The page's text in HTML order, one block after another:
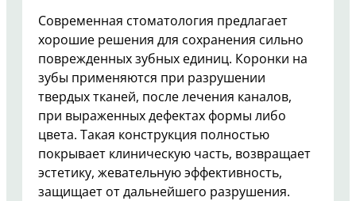
Современная стоматология предлагает
хорошие решения для сохранения сильно
поврежденных зубных единиц. Коронки на
зубы применяются при разрушении
твердых тканей, после лечения каналов,
при выраженных дефектах формы либо
цвета. Такая конструкция полностью
покрывает клиническую часть, возвращает
эстетику, жевательную эффективность,
защищает от дальнейшего разрушения.